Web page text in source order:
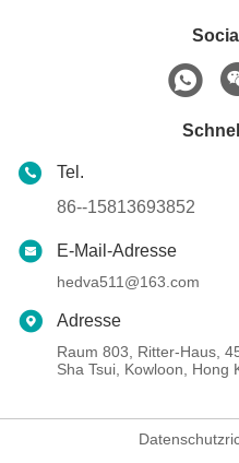
Tel.
86--15813693852
E-Mail-Adresse
hedva511@163.com
Adresse
Raum 803, Ritter-Haus,
Sha Tsui, Kowloon, Hong